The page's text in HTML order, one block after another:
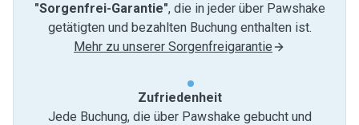
"Sorgenfrei-Garantie", die in jeder über Pawshake
getätigten und bezahlten Buchung enthalten ist.
Mehr zu unserer Sorgenfreigarantie
Zufriedenheit
Jede Buchung, die über Pawshake gebucht und